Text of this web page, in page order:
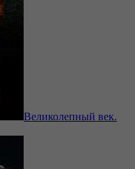
Великолепный век.